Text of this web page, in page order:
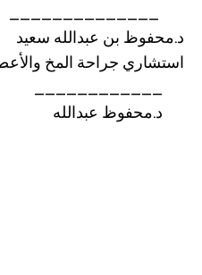
______________
د.محفوظ بن عبدالله سعيد
استشاري جراحة المخ
____________
د.محفوظ عبدالله